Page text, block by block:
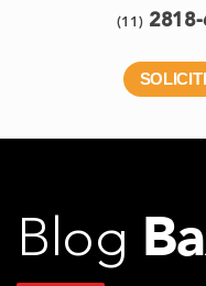
(11)
Blog